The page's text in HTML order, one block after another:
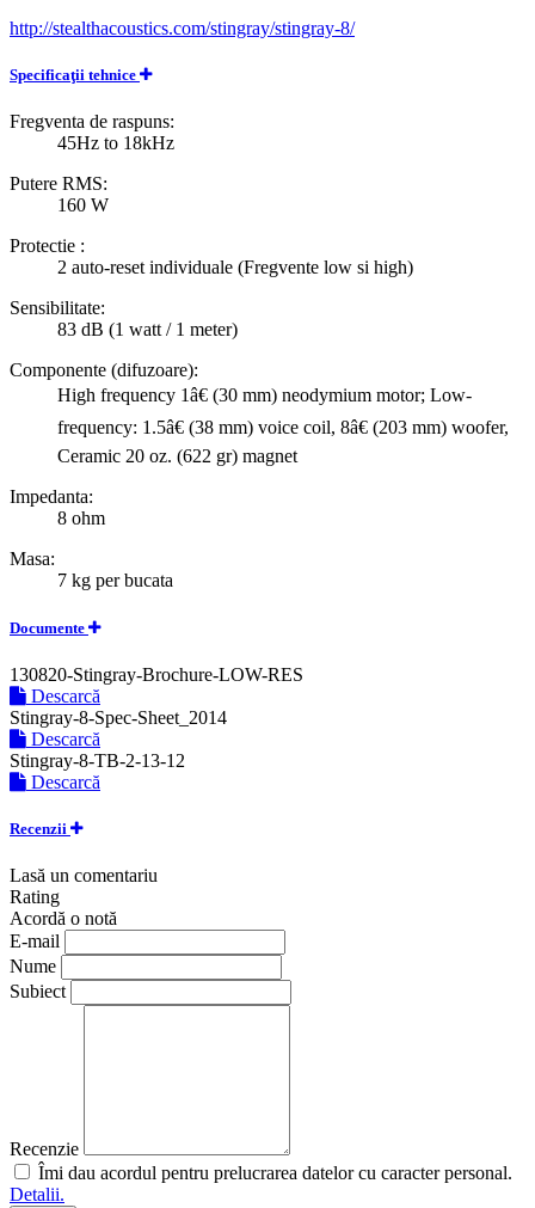
http://stealthacoustics.com/stingray/stingray-8/
Specificaţii tehnice
Fregventa de raspuns:
45Hz to 18kHz
Putere RMS:
160 W
Protectie :
2 auto-reset individuale (Fregvente low si high)
Sensibilitate:
83 dB (1 watt / 1 meter)
Componente (difuzoare):
High frequency 1â€ (30 mm) neodymium motor; Low-
frequency: 1.5â€ (38 mm) voice coil, 8â€ (203 mm) woofer,
Ceramic 20 oz. (622 gr) magnet
Impedanta:
8 ohm
Masa:
7 kg per bucata
Documente
130820-Stingray-Brochure-LOW-RES
Descarcă
Stingray-8-Spec-Sheet_2014
Descarcă
Stingray-8-TB-2-13-12
Descarcă
Recenzii
Lasă un comentariu
Rating
Acordă o notă
E-mail
Nume
Subiect
Recenzie
Îmi dau acordul pentru prelucrarea datelor cu caracter personal.
Detalii.